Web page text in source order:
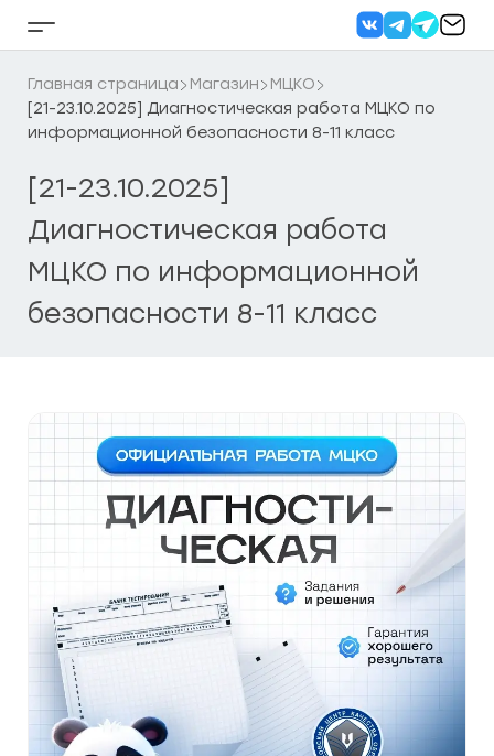
Кнопка
бокового
меню
Главная страница Магазин
МЦКО
[21-23.10.2025] Диагностическая работа МЦКО по
информационной безопасности 8-11 класс
[21-23.10.2025]
Диагностическая работа
МЦКО по информационной
безопасности 8-11 класс